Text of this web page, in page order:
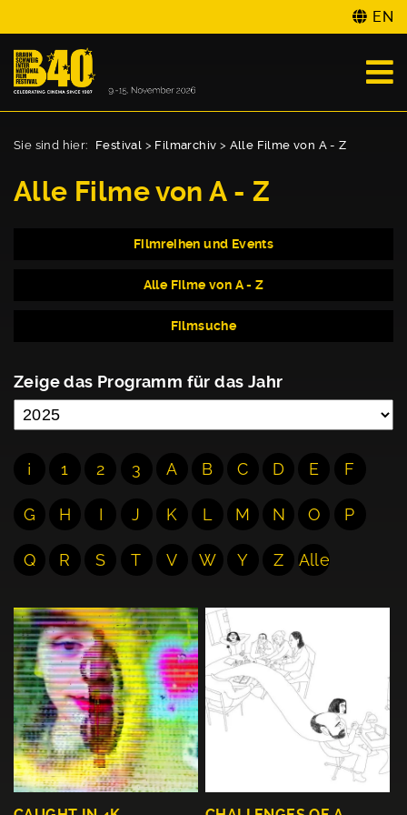
EN
Sie sind hier: Festival > Filmarchiv > Alle Filme von A - Z
Alle Filme von A - Z
Filmreihen und Events
Alle Filme von A - Z
Filmsuche
Zeige das Programm für das Jahr
¡ 1 2 3 A B C D E F
G H I J K L M N O P
Q R S T V W Y Z Alle